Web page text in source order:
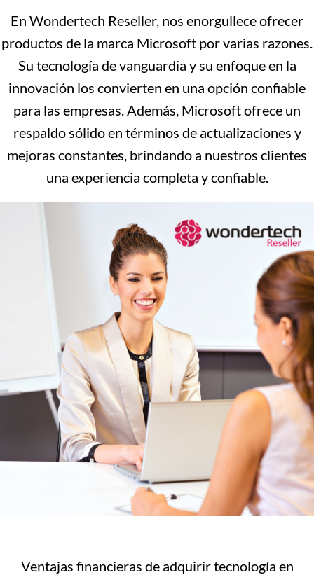
En Wondertech Reseller, nos enorgullece ofrecer
productos de la marca Microsoft por varias razones.
Su tecnología de vanguardia y su enfoque en la
innovación los convierten en una opción confiable
para las empresas. Además, Microsoft ofrece un
respaldo sólido en términos de actualizaciones y
mejoras constantes, brindando a nuestros clientes
una experiencia completa y confiable.
Ventajas financieras de adquirir tecnología en